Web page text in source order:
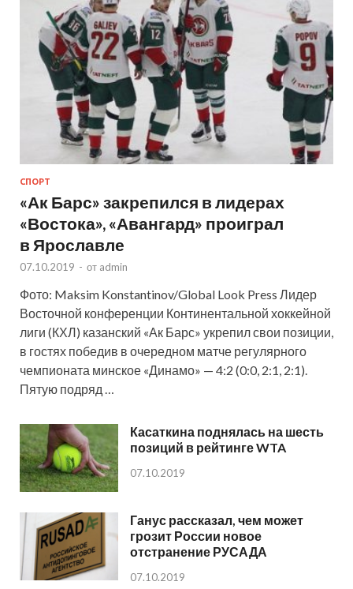
СПОРТ
«Ак Барс» закрепился в лидерах
«Востока», «Авангард» проиграл
в Ярославле
07.10.2019 - от admin
Фото: Maksim Konstantinov/Global Look Press Лидер
Восточной конференции Континентальной хоккейной
лиги (КХЛ) казанский «Ак Барс» укрепил свои позиции,
в гостях победив в очередном матче регулярного
чемпионата минское «Динамо» — 4:2 (0:0, 2:1, 2:1).
Пятую подряд …
Касаткина поднялась на шесть
позиций в рейтинге WTA
07.10.2019
Ганус рассказал, чем может
грозит России новое
отстранение РУСАДА
07.10.2019